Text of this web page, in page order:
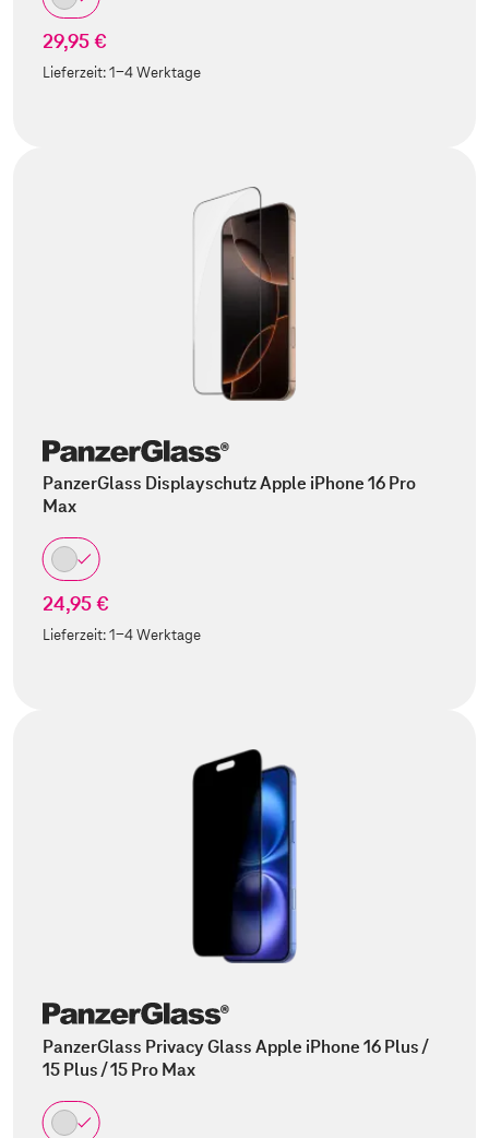
29,95 €
Lieferzeit:1-4 Werktage
PanzerGlass Displayschutz Apple iPhone 16 Pro
Max
24,95 €
Lieferzeit:1-4 Werktage
PanzerGlass Privacy Glass Apple iPhone 16 Plus /
15 Plus / 15 Pro Max